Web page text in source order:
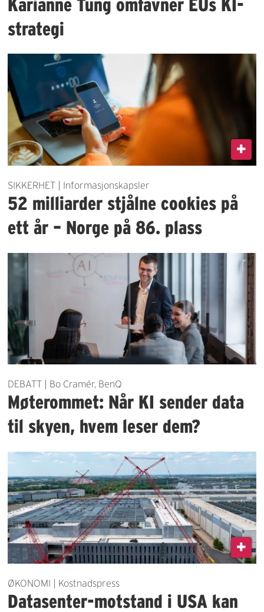
Karianne Tung omfavner EUs KI-
strategi
SIKKERHET | Informasjonskapsler
52 milliarder stjålne cookies på
ett år – Norge på 86. plass
DEBATT | Bo Cramér, BenQ
Møterommet: Når KI sender data
til skyen, hvem leser dem?
ØKONOMI | Kostnadspress
Datasenter-motstand i USA kan